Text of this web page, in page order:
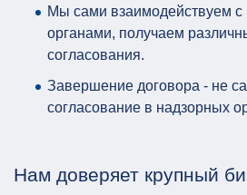
Мы сами взаимодействуем
органами, получаем
согласования.
Завершение договора - не
согласование в надзорных
Нам доверяет крупный